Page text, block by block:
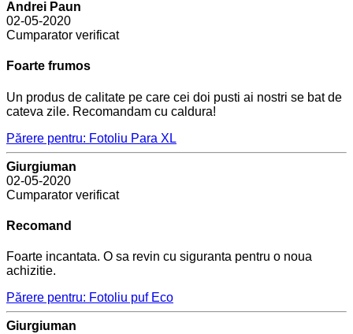
Andrei Paun
02-05-2020
Cumparator verificat
Foarte frumos
Un produs de calitate pe care cei doi pusti ai nostri se bat de
cateva zile. Recomandam cu caldura!
Părere pentru: Fotoliu Para XL
Giurgiuman
02-05-2020
Cumparator verificat
Recomand
Foarte incantata. O sa revin cu siguranta pentru o noua
achizitie.
Părere pentru: Fotoliu puf Eco
Giurgiuman